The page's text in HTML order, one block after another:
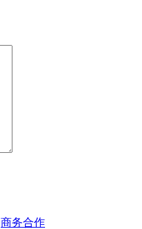
商务合作